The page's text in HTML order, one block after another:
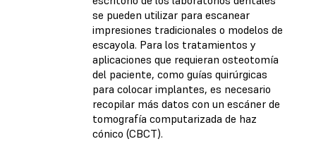
se pueden utilizar para escanear
impresiones tradicionales o modelos de
escayola. Para los tratamientos y
aplicaciones que requieran osteotomía
del paciente, como guías quirúrgicas
para colocar implantes, es necesario
recopilar más datos con un escáner de
tomografía computarizada de haz
cónico (CBCT).